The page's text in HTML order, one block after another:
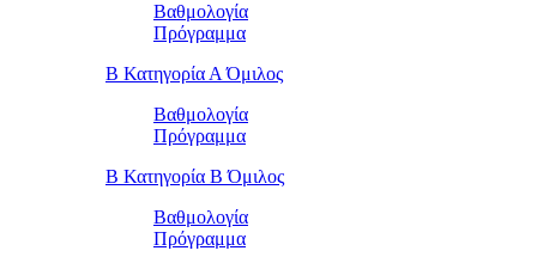
Βαθμολογία
Πρόγραμμα
Β Κατηγορία Α Όμιλος
Βαθμολογία
Πρόγραμμα
Β Κατηγορία Β Όμιλος
Βαθμολογία
Πρόγραμμα